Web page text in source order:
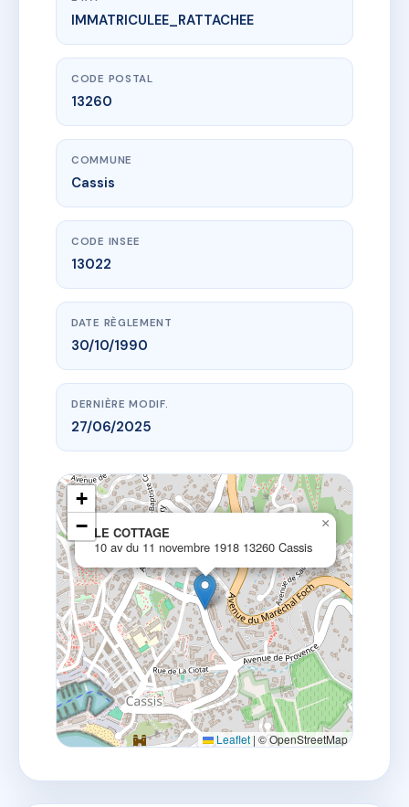
www.vme.plus/AA7493257
LE COTTAGE
10 av du 11 novembre 1918
IMMATRICULEE_RATTACHEE
CODE POSTAL
13260
COMMUNE
Cassis
CODE INSEE
13022
DATE RÈGLEMENT
30/10/1990
DERNIÈRE MODIF.
27/06/2025
LE COTTAGE
10 av du 11 novembre 1918 13260 Cassis
×
+
−
Leaflet | © OpenStreetMap